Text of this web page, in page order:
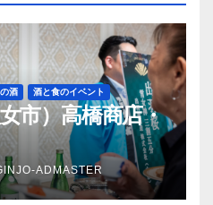
酒 酒と食のイベント
市）高橋商店・
ADMASTER